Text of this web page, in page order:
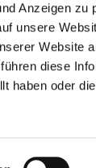
Anzeigen
unsere
Website
diese
haben oder